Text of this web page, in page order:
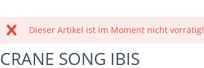
Dieser Artikel ist im Moment nicht vorrätig!
CRANE SONG IBIS